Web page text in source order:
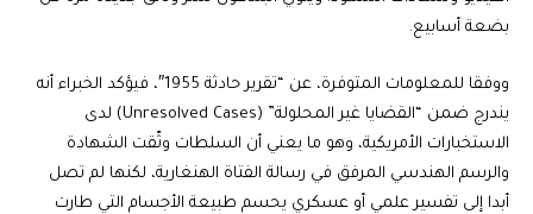
بضعة أسابيع.
ووفقا للمعلومات المتوفرة، عن “تقرير حادثة 1955″، فيؤكد الخبراء أنه
يندرج ضمن “القضايا غير المحلولة” (Unresolved Cases) لدى
الاستخبارات الأمريكية، وهو ما يعني أن السلطات وثّقت الشهادة
والرسم الهندسي المرفق في رسالة الفتاة الهنغارية، لكنها لم تصل
أبدا إلى تفسير علمي أو عسكري يحسم طبيعة الأجسام التي طارت